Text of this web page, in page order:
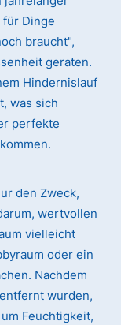
für Dinge
braucht",
geraten.
Hindernislauf
was sich
perfekte
den Zweck,
wertvollen
vielleicht
oder ein
Nachdem
wurden,
Feuchtigkeit,